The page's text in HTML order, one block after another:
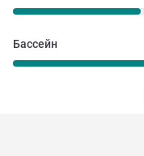
Бассейн